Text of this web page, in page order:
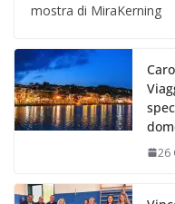
mostra di MiraKerning
26